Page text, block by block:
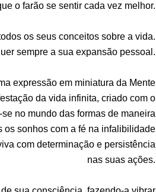
o farão se sentir cada vez melhor.
os seus conceitos sobre a vida.
sempre a sua expansão pessoal.
expressão em miniatura da Mente
da vida infinita, criado com o
no mundo das formas de maneira
os sonhos com a fé na infalibilidade
com determinação e persistência
nas suas ações.